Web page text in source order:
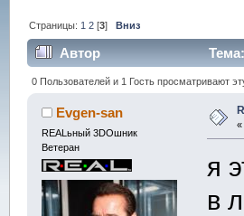
Страницы: 1 2 [3]Вниз
Автор
0 Пользователей и 1 Гость просматривают
Evgen-san
REALьный 3DOшник
Ветеран
«
я
в